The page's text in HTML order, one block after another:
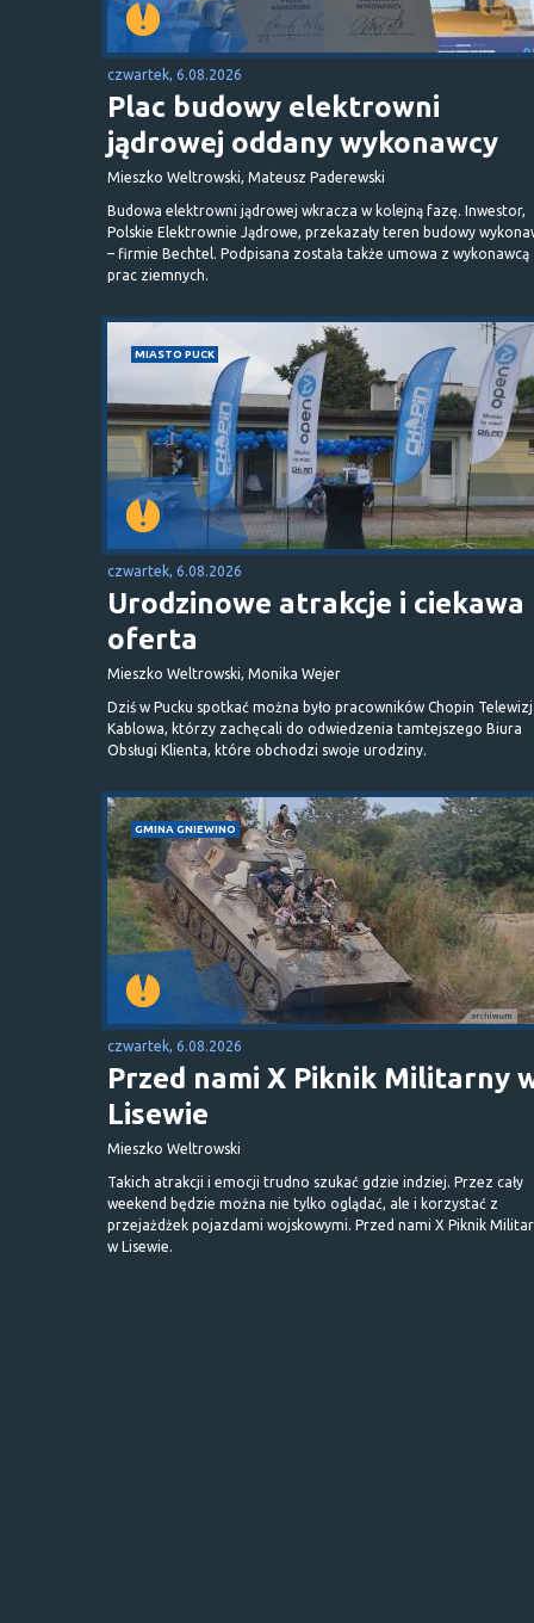
czwartek, 6.08.2026
Plac budowy elektrowni
jądrowej oddany wykonawcy
Mieszko Weltrowski, Mateusz Paderewski
Budowa elektrowni jądrowej wkracza w kolejną fazę. Inwestor,
Polskie Elektrownie Jądrowe, przekazały teren budowy
– firmie Bechtel. Podpisana została także umowa z wykonawcą
prac ziemnych.
MIASTO PUCK
czwartek, 6.08.2026
Urodzinowe atrakcje i ciekawa
oferta
Mieszko Weltrowski, Monika Wejer
Dziś w Pucku spotkać można było pracowników Chopin
Kablowa, którzy zachęcali do odwiedzenia tamtejszego Biura
Obsługi Klienta, które obchodzi swoje urodziny.
GMINA GNIEWINO
czwartek, 6.08.2026
Przed nami X Piknik Militarny
Lisewie
Mieszko Weltrowski
Takich atrakcji i emocji trudno szukać gdzie indziej. Przez cały
weekend będzie można nie tylko oglądać, ale i korzystać z
przejażdżek pojazdami wojskowymi. Przed nami X Piknik
w Lisewie.